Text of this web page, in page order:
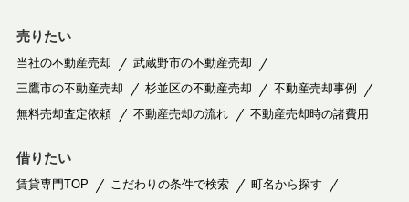
売りたい
当社の不動産売却
武蔵野市の不動産売却
三鷹市の不動産売却
杉並区の不動産売却
不動産売却事例
無料売却査定依頼
不動産売却の流れ 不動産売却時の諸費用
借りたい
賃貸専門TOP こだわりの条件で検索
町名から探す